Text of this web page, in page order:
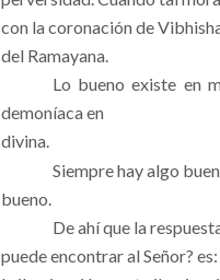
con la coronación de
del Ramayana.
Lo bueno existe en
demoníaca en
divina.
Siempre hay algo
bueno.
De ahí que la
puede encontrar al Señor?